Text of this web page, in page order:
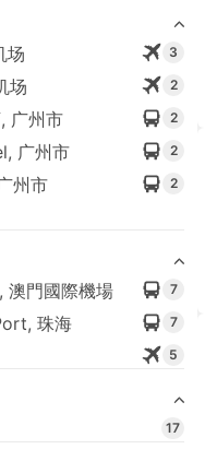
场
3
场 2
广州市 2
广州市 2
州市 2
門國際機場
7
珠海 7
5
17